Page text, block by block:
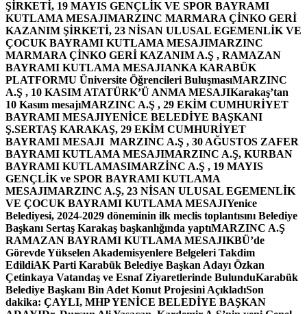
ŞİRKETİ, 19 MAYIS GENÇLİK VE SPOR BAYRAMI
KUTLAMA MESAJIMARZINC MARMARA ÇİNKO GERİ
KAZANIM ŞİRKETİ, 23 NİSAN ULUSAL EGEMENLİK VE
ÇOCUK BAYRAMI KUTLAMA MESAJIMARZINC
MARMARA ÇİNKO GERİ KAZANIM A.Ş , RAMAZAN
BAYRAMI KUTLAMA MESAJIANKA KARABÜK
PLATFORMU Üniversite Öğrencileri BuluşmasıMARZINC
A.Ş , 10 KASIM ATATÜRK’Ü ANMA MESAJIKarakaş’tan
10 Kasım mesajıMARZINC A.Ş , 29 EKİM CUMHURİYET
BAYRAMI MESAJIYENİCE BELEDİYE BAŞKANI
Ş.SERTAŞ KARAKAŞ, 29 EKİM CUMHURİYET
BAYRAMI MESAJI MARZINC A.Ş , 30 AĞUSTOS ZAFER
BAYRAMI KUTLAMA MESAJIMARZINC A.Ş, KURBAN
BAYRAMI KUTLAMASIMARZİNC A.Ş , 19 MAYIS
GENÇLİK ve SPOR BAYRAMI KUTLAMA
MESAJIMARZINC A.Ş, 23 NİSAN ULUSAL EGEMENLİK
VE ÇOCUK BAYRAMI KUTLAMA MESAJIYenice
Belediyesi, 2024-2029 döneminin ilk meclis toplantısını Belediye
Başkanı Sertaş Karakaş başkanlığında yaptıMARZINC A.Ş
RAMAZAN BAYRAMI KUTLAMA MESAJIKBÜ’de
Görevde Yükselen Akademisyenlere Belgeleri Takdim
EdildiAK Parti Karabük Belediye Başkan Adayı Özkan
Çetinkaya Vatandaş ve Esnaf Ziyaretlerinde BulunduKarabük
Belediye Başkanı Bin Adet Konut Projesini AçıkladıSon
dakika: ÇAYLI, MHP YENİCE BELEDİYE BAŞKAN